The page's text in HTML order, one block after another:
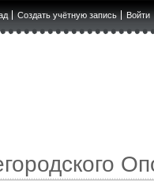
Создать учётную запись Войти